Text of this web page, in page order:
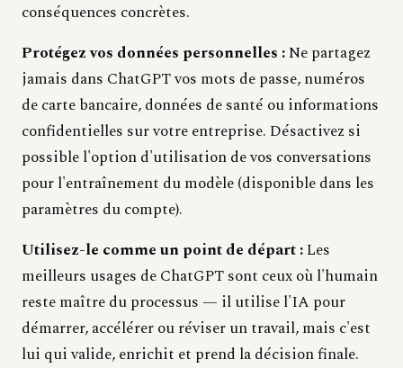
conséquences concrètes.
Protégez vos données personnelles :Ne partagez
jamais dans ChatGPT vos mots de passe, numéros
de carte bancaire, données de santé ou informations
confidentielles sur votre entreprise. Désactivez si
possible l'option d'utilisation de vos conversations
pour l'entraînement du modèle (disponible dans les
paramètres du compte).
Utilisez-le comme un point de départ :Les
meilleurs usages de ChatGPT sont ceux où l'humain
reste maître du processus — il utilise l'IA pour
démarrer, accélérer ou réviser un travail, mais c'est
lui qui valide, enrichit et prend la décision finale.